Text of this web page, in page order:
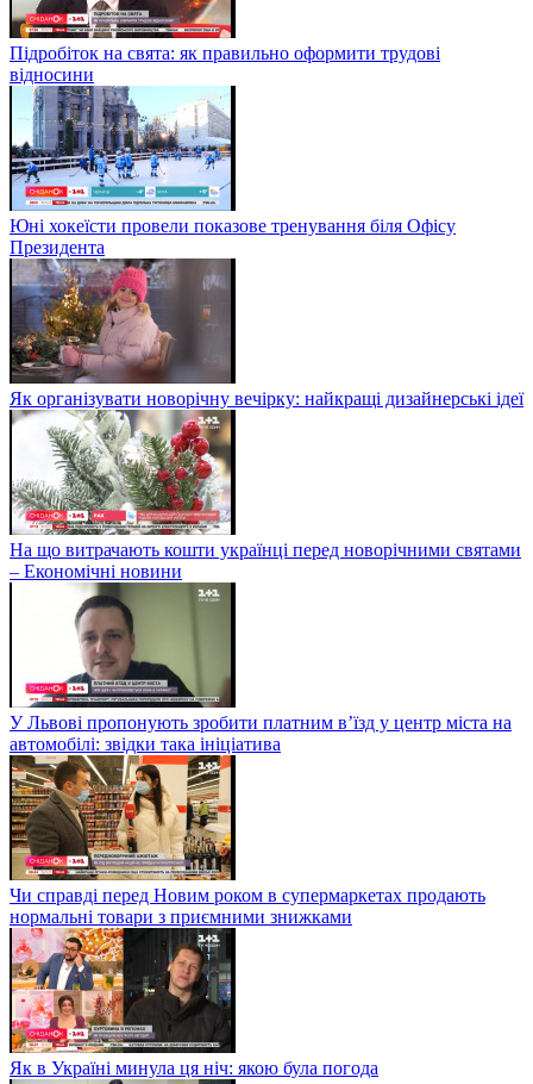
Підробіток на свята: як правильно оформити трудові
відносини
Юні хокеїсти провели показове тренування біля Офісу
Президента
Як організувати новорічну вечірку: найкращі дизайнерські ідеї
На що витрачають кошти українці перед новорічними святами
– Економічні новини
У Львові пропонують зробити платним в’їзд у центр міста на
автомобілі: звідки така ініціатива
Чи справді перед Новим роком в супермаркетах продають
нормальні товари з приємними знижками
Як в Україні минула ця ніч: якою була погода